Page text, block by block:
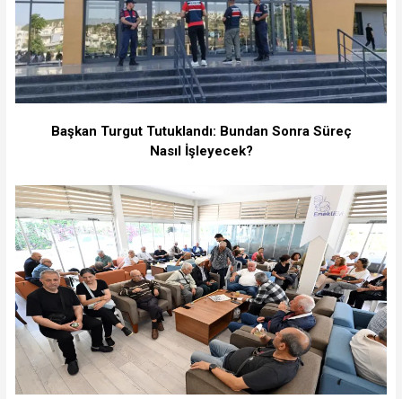
Başkan Turgut Tutuklandı: Bundan Sonra Süreç
Nasıl İşleyecek?